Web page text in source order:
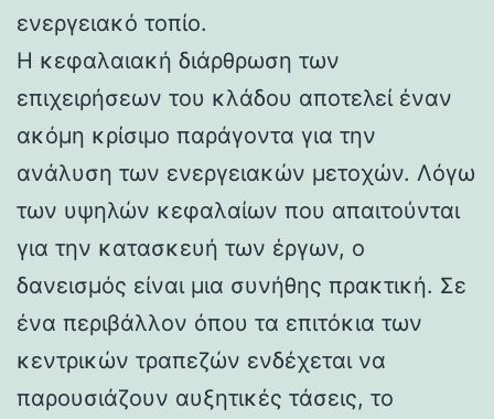
ενεργειακό τοπίο.
Η κεφαλαιακή διάρθρωση των
επιχειρήσεων του κλάδου αποτελεί έναν
ακόμη κρίσιμο παράγοντα για την
ανάλυση των ενεργειακών μετοχών. Λόγω
των υψηλών κεφαλαίων που απαιτούνται
για την κατασκευή των έργων, ο
δανεισμός είναι μια συνήθης πρακτική. Σε
ένα περιβάλλον όπου τα επιτόκια των
κεντρικών τραπεζών ενδέχεται να
παρουσιάζουν αυξητικές τάσεις, το